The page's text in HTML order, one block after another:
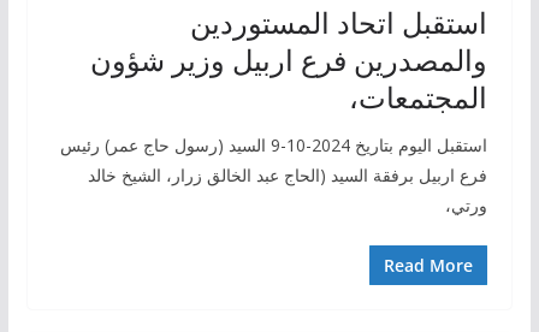
استقبل اتحاد المستوردين
والمصدرين فرع اربيل وزير شؤون
المجتمعات،
استقبل اليوم بتاريخ 2024-10-9 السيد (رسول حاج عمر) رئيس
فرع اربيل برفقة السيد (الحاج عبد الخالق زرار، الشيخ خالد
ورتي،
Read More